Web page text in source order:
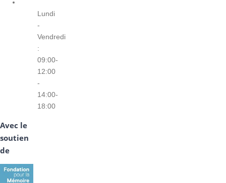
Lundi
-
Vendredi
:
09:00-
12:00
-
14:00-
18:00
Avec le
soutien
de